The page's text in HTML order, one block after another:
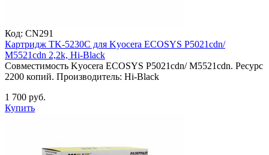
Код: CN291
Картридж TK-5230C для Kyocera ECOSYS P5021cdn/
M5521cdn 2,2k, Hi-Black
Совместимость Kyocera ECOSYS P5021cdn/ M5521cdn. Ресурс
2200 копий. Производитель: Hi-Black
1 700 руб.
Купить